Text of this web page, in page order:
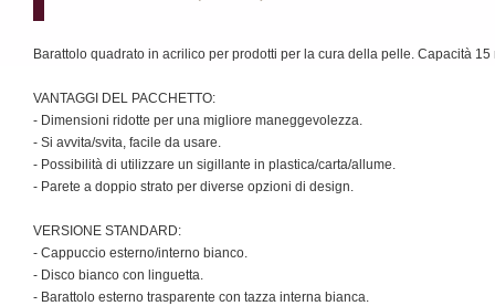
Barattolo quadrato in acrilico per prodotti per la cura della pelle. Capacità 15
VANTAGGI DEL PACCHETTO:
- Dimensioni ridotte per una migliore maneggevolezza.
- Si avvita/svita, facile da usare.
- Possibilità di utilizzare un sigillante in plastica/carta/allume.
- Parete a doppio strato per diverse opzioni di design.
VERSIONE STANDARD:
- Cappuccio esterno/interno bianco.
- Disco bianco con linguetta.
- Barattolo esterno trasparente con tazza interna bianca.